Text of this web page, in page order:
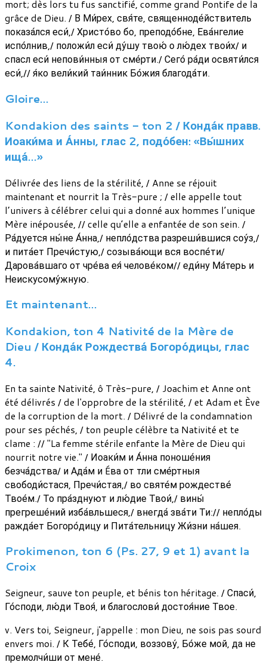
mort; dès lors tu fus sanctifié, comme grand Pontife de la
grâce de Dieu. / В Ми́рех, свя́те, священноде́йствитель
показа́лся еси́,/ Христо́во бо, преподо́бне, Ева́нгелие
испо́лнив,/ положи́л еси́ ду́шу твою́ о лю́дех твои́х/ и
спасл еси́ непови́нныя от сме́рти./ Сего́ ра́ди освяти́лся
еси́,// я́ко вели́кий таи́нник Бо́жия благода́ти.
Gloire…
Kondakion des saints - ton 2 / Конда́к правв.
Иоаки́ма и А́нны, глас 2, подо́бен: «Вы́шних
ища́…»
Délivrée des liens de la stérilité, / Anne se réjouit
maintenant et nourrit la Très-pure ; / elle appelle tout
l’univers à célébrer celui qui a donné aux hommes l’unique
Mère inépousée, // celle qu’elle a enfantée de son sein. /
Ра́дуется ны́не А́нна,/ непло́дства разреши́вшися соу́з,/
и пита́ет Пречи́стую,/ созыва́ющи вся воспе́ти/
Дарова́вшаго от чре́ва ея́ челове́ком// еди́ну Ма́терь и
Неискусому́жную.
Et maintenant…
Kondakion, ton 4 Nativité de la Mère de
Dieu / Конда́к Рождества́ Богоро́дицы, глас
4.
En ta sainte Nativité, ô Très-pure, / Joachim et Anne ont
été délivrés / de l'opprobre de la stérilité, / et Adam et Ève
de la corruption de la mort. / Délivré de la condamnation
pour ses péchés, / ton peuple célèbre ta Nativité et te
clame : // "La femme stérile enfante la Mère de Dieu qui
nourrit notre vie." / Иоаки́м и А́нна поноше́ния
безча́дства/ и Ада́м и Éва от тли сме́ртныя
свободи́стася, Пречи́стая,/ во святе́м рождестве́
Твое́м./ То пра́зднуют и лю́дие Твои́,/ вины́
прегреше́ний изба́вльшеся,/ внегда́ зва́ти Ти:// непло́ды
ражда́ет Богоро́дицу и Пита́тельницу Жи́зни на́шея.
Prokimenon, ton 6 (Ps. 27, 9 et 1) avant la
Croix
Seigneur, sauve ton peuple, et bénis ton héritage. / Спаси́,
Го́споди, лю́ди Твоя́, и благослови́ достоя́ние Твое.
v. Vers toi, Seigneur, j'appelle : mon Dieu, ne sois pas sourd
envers moi. / К Тебе́, Го́споди, воззову́, Бо́же мой, да не
премолчи́ши от мене́.